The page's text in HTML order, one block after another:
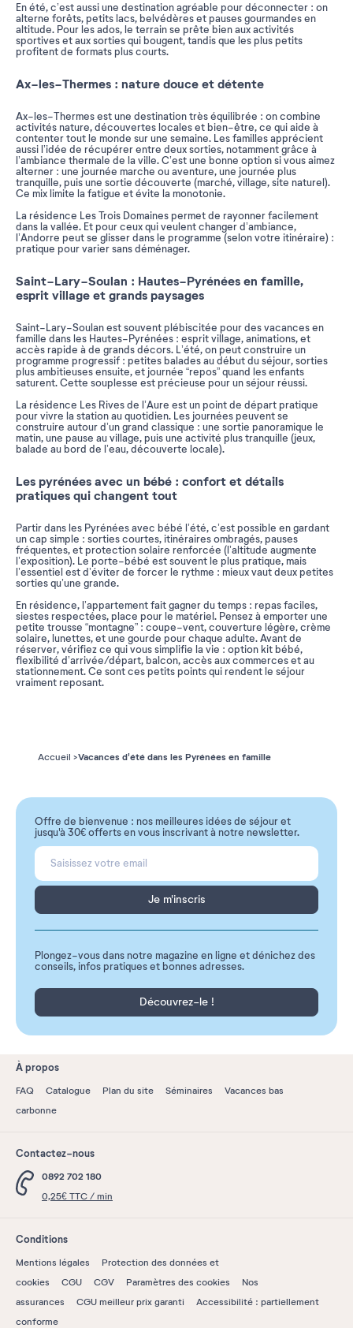
En été, c’est aussi une destination agréable pour déconnecter : on
alterne forêts, petits lacs, belvédères et pauses gourmandes en
altitude. Pour les ados, le terrain se prête bien aux activités
sportives et aux sorties qui bougent, tandis que les plus petits
profitent de formats plus courts.
Ax-les-Thermes : nature douce et détente
Ax-les-Thermes est une destination très équilibrée : on combine
activités nature, découvertes locales et bien-être, ce qui aide à
contenter tout le monde sur une semaine. Les familles apprécient
aussi l’idée de récupérer entre deux sorties, notamment grâce à
l’ambiance thermale de la ville. C’est une bonne option si vous aimez
alterner : une journée marche ou aventure, une journée plus
tranquille, puis une sortie découverte (marché, village, site naturel).
Ce mix limite la fatigue et évite la monotonie.
La résidence Les Trois Domaines permet de rayonner facilement
dans la vallée. Et pour ceux qui veulent changer d’ambiance,
l’Andorre peut se glisser dans le programme (selon votre itinéraire) :
pratique pour varier sans déménager.
Saint-Lary-Soulan : Hautes-Pyrénées en famille,
esprit village et grands paysages
Saint-Lary-Soulan est souvent plébiscitée pour des vacances en
famille dans les Hautes-Pyrénées : esprit village, animations, et
accès rapide à de grands décors. L’été, on peut construire un
programme progressif : petites balades au début du séjour, sorties
plus ambitieuses ensuite, et journée “repos” quand les enfants
saturent. Cette souplesse est précieuse pour un séjour réussi.
La résidence Les Rives de l’Aure est un point de départ pratique
pour vivre la station au quotidien. Les journées peuvent se
construire autour d’un grand classique : une sortie panoramique le
matin, une pause au village, puis une activité plus tranquille (jeux,
balade au bord de l’eau, découverte locale).
Les pyrénées avec un bébé : confort et détails
pratiques qui changent tout
Partir dans les Pyrénées avec bébé l’été, c’est possible en gardant
un cap simple : sorties courtes, itinéraires ombragés, pauses
fréquentes, et protection solaire renforcée (l’altitude augmente
l’exposition). Le porte-bébé est souvent le plus pratique, mais
l’essentiel est d’éviter de forcer le rythme : mieux vaut deux petites
sorties qu’une grande.
En résidence, l’appartement fait gagner du temps : repas faciles,
siestes respectées, place pour le matériel. Pensez à emporter une
petite trousse “montagne” : coupe-vent, couverture légère, crème
solaire, lunettes, et une gourde pour chaque adulte. Avant de
réserver, vérifiez ce qui vous simplifie la vie : option kit bébé,
flexibilité d’arrivée/départ, balcon, accès aux commerces et au
stationnement. Ce sont ces petits points qui rendent le séjour
vraiment reposant.
Accueil Vacances d'été dans les Pyrénées en famille
Offre de bienvenue : nos meilleures idées de séjour et
jusqu'à 30€ offerts en vous inscrivant à notre newsletter.
Je m'inscris
Plongez-vous dans notre magazine en ligne et dénichez des
conseils, infos pratiques et bonnes adresses.
Découvrez-le !
À propos
FAQ Catalogue Plan du site Séminaires
Vacances bas
carbonne
Contactez-nous
0892 702 180
0,25€ TTC / min
Conditions
Mentions légales
Protection des données et
cookies
CGU CGV Paramètres des cookies
Nos
assurances
CGU meilleur prix garanti
Accessibilité : partiellement
conforme